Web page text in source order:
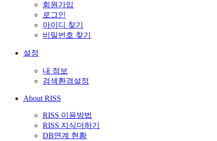
회원가입
로그인
아이디 찾기
비밀번호 찾기
설정
내 정보
검색환경설정
About RISS
RISS 이용방법
RISS 지식더하기
DB연계 현황